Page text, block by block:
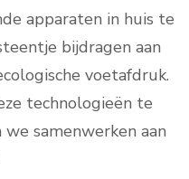
apparaten in huis te
bijdragen aan
voetafdruk.
technologieën te
samenwerken aan